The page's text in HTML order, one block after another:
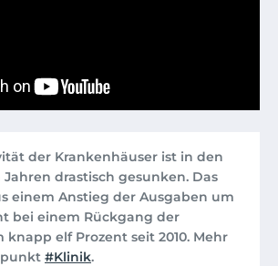
der Krankenhäuser ist in den
drastisch gesunken. Das
einem Anstieg der Ausgaben um
bei einem Rückgang der
knapp elf Prozent seit 2010. Mehr
#Klinik.